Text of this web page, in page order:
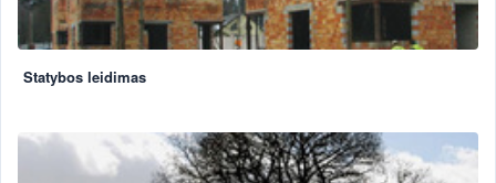
Statybos leidimas